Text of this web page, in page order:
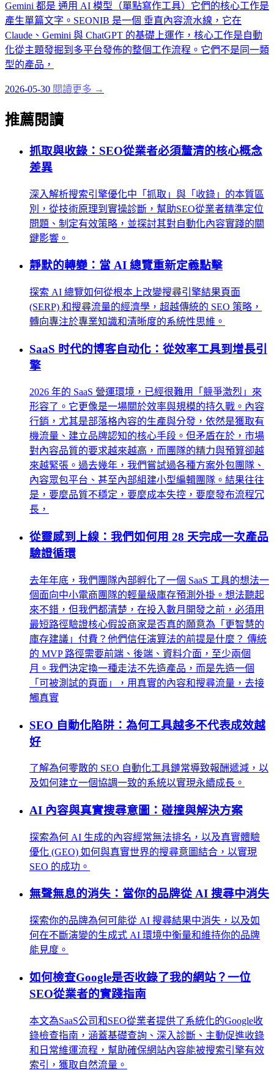
Gemini 都是 通用 AI 模型（單點寫作工具）它們的核心工作是
產生單篇文字。SEONIB 是一個 垂直內容流水線，它在
Claude、Gemini 與 ChatGPT 的基礎上運作，核心工作是自動
化從主題發掘到多平台發佈的整個工作流程。它們不是同一類
型的產品，
2026-05-30 閱讀更多 →
推薦閱讀
抓取與收錄：SEO從業者必須釐清的核心概念
差異
深入解析搜索引擎優化中「抓取」與「收錄」的本質區
別，從技術原理到實操診斷，幫助SEO從業者精準定位
問題、制定有效策略，並探討其對自動化內容實踐的關
鍵影響。
靜默的轉變：當 AI 總覽重新定義點擊
探索 AI 總覽如何從根本上改變搜尋引擎結果頁面
(SERP) 和搜尋流量的經濟學，超越傳統的 SEO 策略，
轉向專注於專業知識和清晰度的系統性思維。
SaaS 时代的博客自动化：從效率工具到增長引
擎
2026 年的 SaaS 營運環境，已經很難用「競爭激烈」來
形容了。它更像是一場關於效率與規模的持久戰。內容
行銷，尤其是部落格內容的生產與分發，依然是獲取有
機流量、建立品牌認知的核心手段。但矛盾在於，市場
對內容品質的要求越來越高，而團隊的精力與預算卻越
來越緊張。過去幾年，我們嘗試過各種方案外包團隊、
內容眾包平台、甚至內部組建小型編輯團隊。結果往往
是，要麼品質不穩定，要麼成本失控，要麼發布流程冗
長，
從靈感到上線：我們如何用 28 天完成一次產品
驗證循環
去年年底，我們團隊內部孵化了一個 SaaS 工具的想法一
個面向中小電商團隊的輕量級庫存預測外掛。想法聽起
來不錯，但我們都清楚，在投入數月開發之前，必須用
最短路徑驗證核心假設商家是否真的願意為「更智慧的
庫存建議」付費？他們信任演算法的前提是什麼？ 傳統
的 MVP 路徑需要前端、後端、資料介面，至少兩個
月。我們決定換一種走法不先造產品，而是先造一個
「可被測試的頁面」，用真實的內容和搜尋流量，去接
觸真實
SEO 自動化陷阱：為何工具越多不代表成效越
好
了解為何零散的 SEO 自動化工具鏈常導致報酬遞減，以
及如何建立一個協調一致的系統以實現永續成長。
AI 內容與真實搜尋意圖：碰撞與解決方案
探索為何 AI 生成的內容經常無法排名，以及真實體驗
優化 (GEO) 如何與真實世界的搜尋意圖結合，以實現
SEO 的成功。
無聲無息的消失：當你的品牌從 AI 搜尋中消失
探索你的品牌為何可能從 AI 搜尋結果中消失，以及如
何在不斷演變的生成式 AI 環境中衡量和維持你的品牌
能見度。
如何檢查Google是否收錄了我的網站？一位
SEO從業者的實踐指南
本文為SaaS公司和SEO從業者提供了系統化的Google收
錄檢查指南，涵蓋基礎查詢、深入診斷、主動促進收錄
和日常維運流程，幫助確保網站內容能被搜索引擎有效
索引，獲取自然流量。